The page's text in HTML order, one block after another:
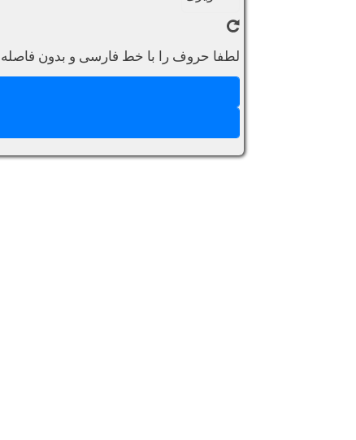
لطفا حروف را با خط فارسی و بدون فاصله